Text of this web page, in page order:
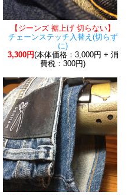
【ジーンズ 裾上げ 切らない】
チェーンステッチ入替え(切らず
に)
3,300円(本体価格：3,000円 + 消
費税：300円)